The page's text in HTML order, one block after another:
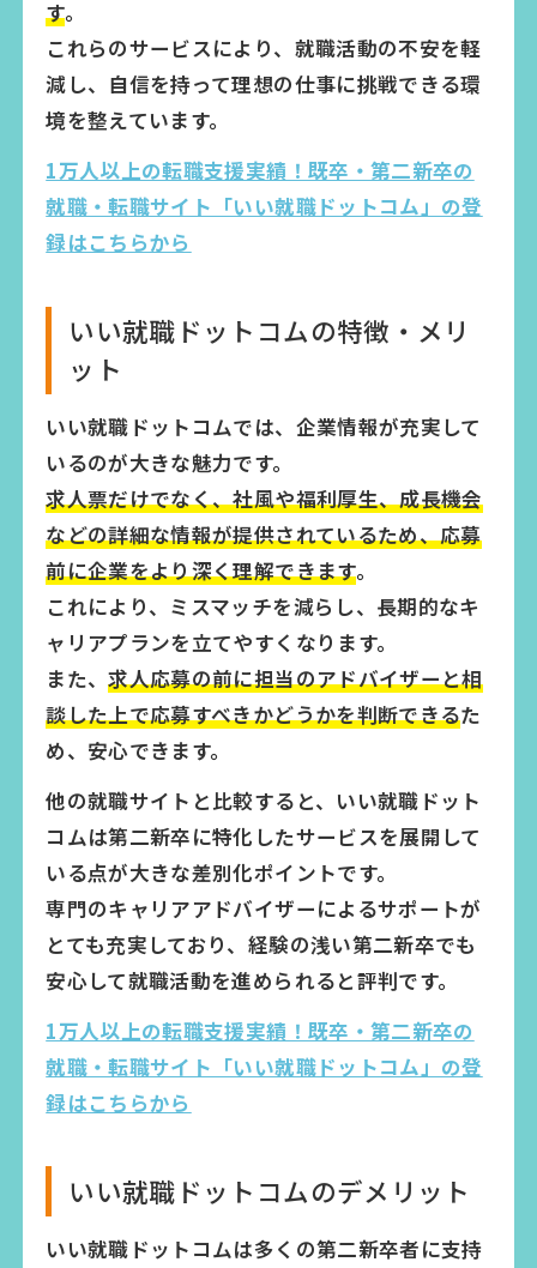
す。
これらのサービスにより、就職活動の不安を軽
減し、自信を持って理想の仕事に挑戦できる環
境を整えています。
1万人以上の転職支援実績！既卒・第二新卒の
就職・転職サイト「いい就職ドットコム」の登
録はこちらから
いい就職ドットコムの特徴・メリ
ット
いい就職ドットコムでは、企業情報が充実して
いるのが大きな魅力です。
求人票だけでなく、社風や福利厚生、成長機会
などの詳細な情報が提供されているため、応募
前に企業をより深く理解できます。
これにより、ミスマッチを減らし、長期的なキ
ャリアプランを立てやすくなります。
また、求人応募の前に担当のアドバイザーと相
談した上で応募すべきかどうかを判断できるた
め、安心できます。
他の就職サイトと比較すると、いい就職ドット
コムは第二新卒に特化したサービスを展開して
いる点が大きな差別化ポイントです。
専門のキャリアアドバイザーによるサポートが
とても充実しており、経験の浅い第二新卒でも
安心して就職活動を進められると評判です。
1万人以上の転職支援実績！既卒・第二新卒の
就職・転職サイト「いい就職ドットコム」の登
録はこちらから
いい就職ドットコムのデメリット
いい就職ドットコムは多くの第二新卒者に支持